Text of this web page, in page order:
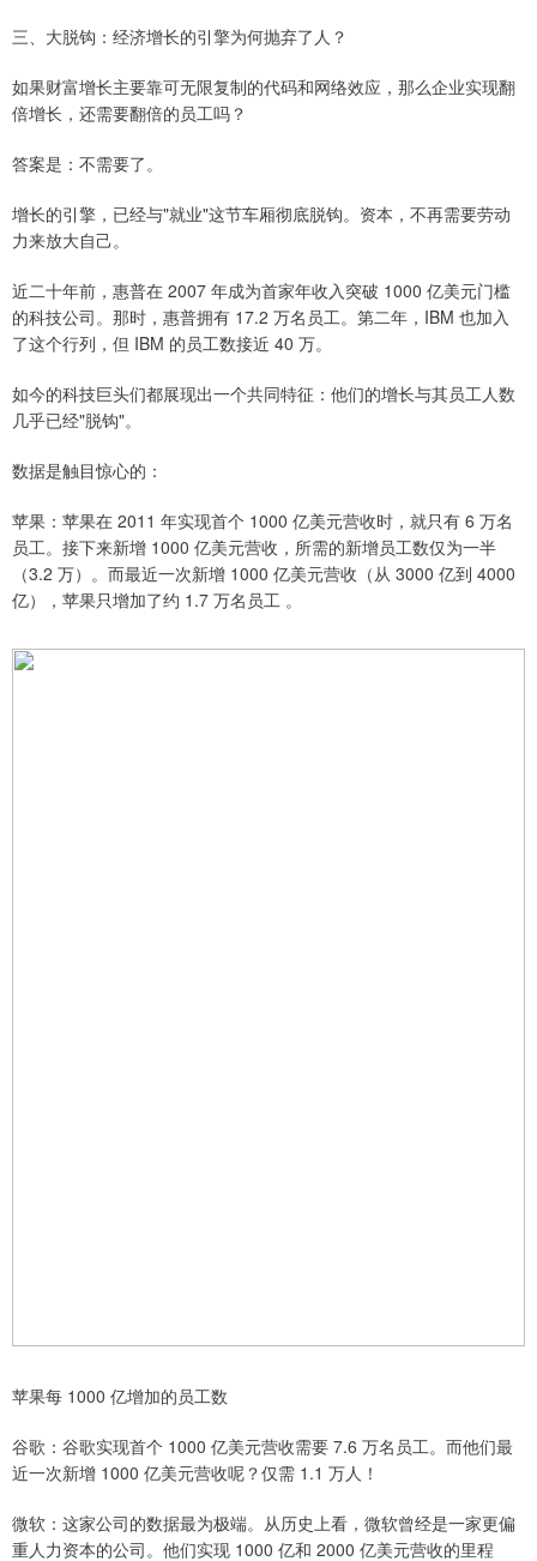
三、大脱钩：经济增长的引擎为何抛弃了人？
如果财富增长主要靠可无限复制的代码和网络效应，那么企业实现翻
倍增长，还需要翻倍的员工吗？
答案是：不需要了。
增长的引擎，已经与"就业"这节车厢彻底脱钩。资本，不再需要劳动
力来放大自己。
近二十年前，惠普在 2007 年成为首家年收入突破 1000 亿美元门槛
的科技公司。那时，惠普拥有 17.2 万名员工。第二年，IBM 也加入
了这个行列，但 IBM 的员工数接近 40 万。
如今的科技巨头们都展现出一个共同特征：他们的增长与其员工人数
几乎已经"脱钩"。
数据是触目惊心的：
苹果：苹果在 2011 年实现首个 1000 亿美元营收时，就只有 6 万名
员工。接下来新增 1000 亿美元营收，所需的新增员工数仅为一半
（3.2 万）。而最近一次新增 1000 亿美元营收（从 3000 亿到 4000
亿），苹果只增加了约 1.7 万名员工 。
苹果每 1000 亿增加的员工数
谷歌：谷歌实现首个 1000 亿美元营收需要 7.6 万名员工。而他们最
近一次新增 1000 亿美元营收呢？仅需 1.1 万人！
微软：这家公司的数据最为极端。从历史上看，微软曾经是一家更偏
重人力资本的公司。他们实现 1000 亿和 2000 亿美元营收的里程